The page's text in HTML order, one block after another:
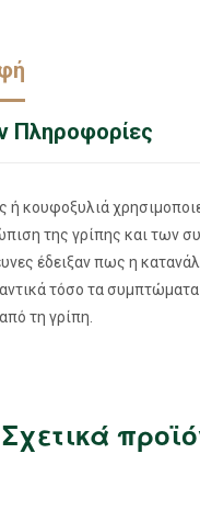
Πληροφορίες
κουφοξυλιά
της γρίπης και των
έδειξαν πως η
τόσο τα
τη γρίπη.
Σχετικά